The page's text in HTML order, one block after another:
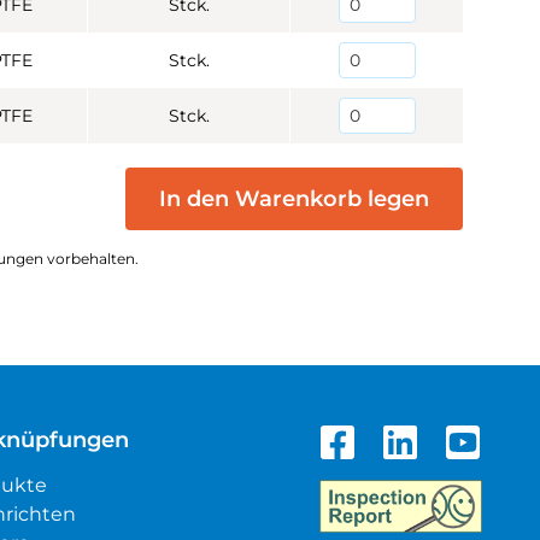
Stck.
Stck.
Stck.
In den Warenkorb legen
vorbehalten.